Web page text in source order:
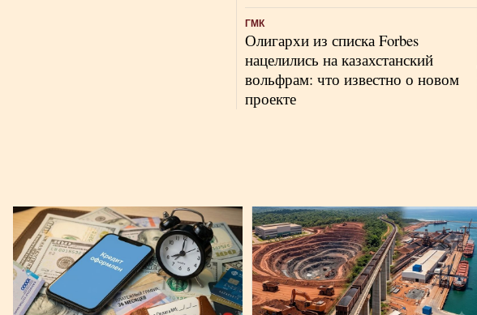
ГМК
Олигархи из списка Forbes
нацелились на казахстанский
вольфрам: что известно о новом
проекте
Статьи